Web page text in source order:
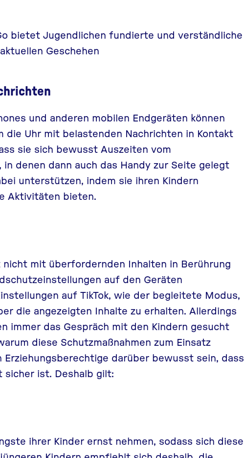
bietet Jugendlichen fundierte und verständliche
Geschehen
und anderen mobilen Endgeräten können
die Uhr mit belastenden Nachrichten in Kontakt
sie sich bewusst Auszeiten vom
in denen dann auch das Handy zur Seite gelegt
unterstützen, indem sie ihren Kindern
Aktivitäten bieten.
mit überfordernden Inhalten in Berührung
auf den Geräten
auf TikTok, wie der begleitete Modus,
die angezeigten Inhalte zu erhalten. Allerdings
immer das Gespräch mit den Kindern gesucht
diese Schutzmaßnahmen zum Einsatz
Erziehungsberechtige darüber bewusst sein, dass
sicher ist. Deshalb gilt:
ihrer Kinder ernst nehmen, sodass sich diese